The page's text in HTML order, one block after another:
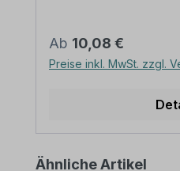
eine sichere
einer Höhe über 200
Rohrschellen
Norm: nach IVZ
Verschrauben
Schilderbefestigung:
Regulärer Preis:
Ab 10,08 €
Preise inkl. MwSt. zzgl.
Produktgalerie
Ähnliche Artikel